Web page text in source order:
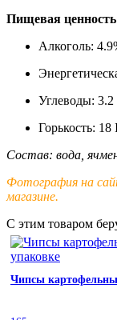
Пищевая
Алкоголь:
Углеводы: 3.2
Горькость:
Состав: вода,
Фотография на
магазине.
С этим товаром
Чипсы